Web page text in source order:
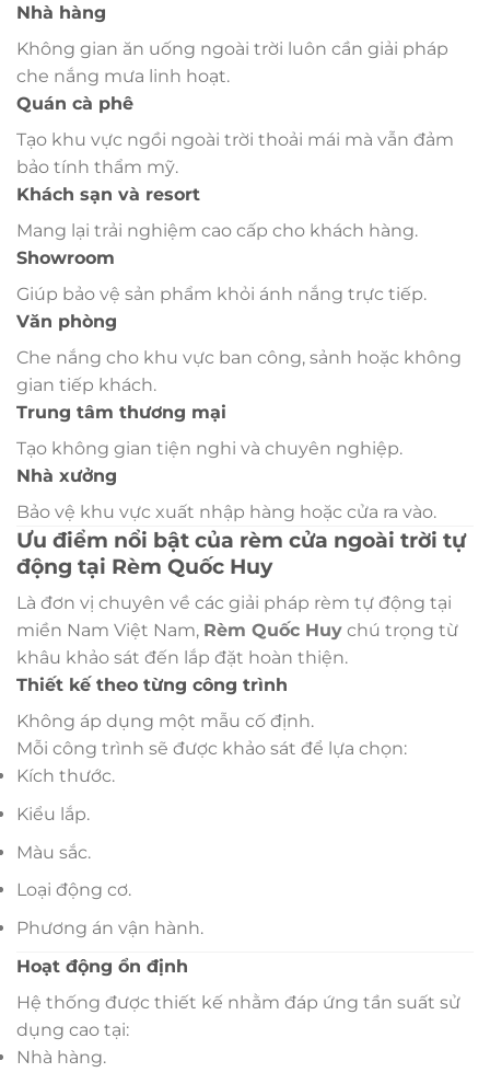
Nhà hàng
Không gian ăn uống ngoài trời luôn cần giải pháp
che nắng mưa linh hoạt.
Quán cà phê
Tạo khu vực ngồi ngoài trời thoải mái mà vẫn đảm
bảo tính thẩm mỹ.
Khách sạn và resort
Mang lại trải nghiệm cao cấp cho khách hàng.
Showroom
Giúp bảo vệ sản phẩm khỏi ánh nắng trực tiếp.
Văn phòng
Che nắng cho khu vực ban công, sảnh hoặc không
gian tiếp khách.
Trung tâm thương mại
Tạo không gian tiện nghi và chuyên nghiệp.
Nhà xưởng
Bảo vệ khu vực xuất nhập hàng hoặc cửa ra vào.
Ưu điểm nổi bật của rèm cửa ngoài trời tự
động tại Rèm Quốc Huy
Là đơn vị chuyên về các giải pháp rèm tự động tại
miền Nam Việt Nam, Rèm Quốc Huy chú trọng từ
khâu khảo sát đến lắp đặt hoàn thiện.
Thiết kế theo từng công trình
Không áp dụng một mẫu cố định.
Mỗi công trình sẽ được khảo sát để lựa chọn:
Kích thước.
Kiểu lắp.
Màu sắc.
Loại động cơ.
Phương án vận hành.
Hoạt động ổn định
Hệ thống được thiết kế nhằm đáp ứng tần suất sử
dụng cao tại:
Nhà hàng.